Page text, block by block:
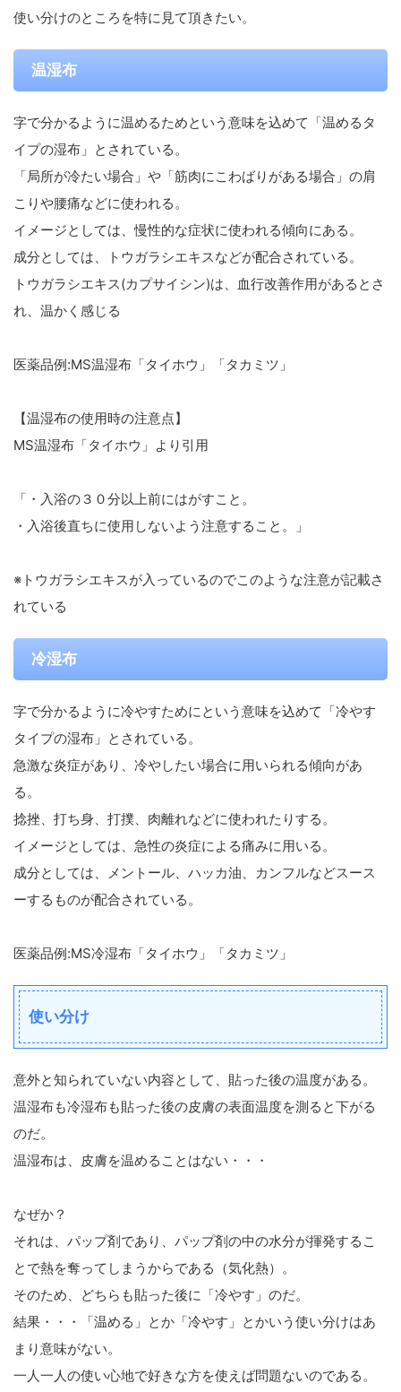
使い分けのところを特に見て頂きたい。
温湿布
字で分かるように温めるためという意味を込めて「温めるタ
イプの湿布」とされている。
「局所が冷たい場合」や「筋肉にこわばりがある場合」の肩
こりや腰痛などに使われる。
イメージとしては、慢性的な症状に使われる傾向にある。
成分としては、トウガラシエキスなどが配合されている。
トウガラシエキス(カプサイシン)は、血行改善作用があるとさ
れ、温かく感じる
医薬品例:MS温湿布「タイホウ」「タカミツ」
【温湿布の使用時の注意点】
MS温湿布「タイホウ」より引用
「・入浴の３０分以上前にはがすこと。
・入浴後直ちに使用しないよう注意すること。」
※トウガラシエキスが入っているのでこのような注意が記載さ
れている
冷湿布
字で分かるように冷やすためにという意味を込めて「冷やす
タイプの湿布」とされている。
急激な炎症があり、冷やしたい場合に用いられる傾向があ
る。
捻挫、打ち身、打撲、肉離れなどに使われたりする。
イメージとしては、急性の炎症による痛みに用いる。
成分としては、メントール、ハッカ油、カンフルなどスース
ーするものが配合されている。
医薬品例:MS冷湿布「タイホウ」「タカミツ」
使い分け
意外と知られていない内容として、貼った後の温度がある。
温湿布も冷湿布も貼った後の皮膚の表面温度を測ると下がる
のだ。
温湿布は、皮膚を温めることはない・・・
なぜか？
それは、パップ剤であり、パップ剤の中の水分が揮発するこ
とで熱を奪ってしまうからである（気化熱）。
そのため、どちらも貼った後に「冷やす」のだ。
結果・・・「温める」とか「冷やす」とかいう使い分けはあ
まり意味がない。
一人一人の使い心地で好きな方を使えば問題ないのである。